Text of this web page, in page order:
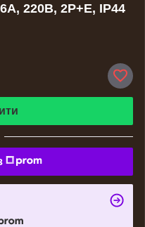
220В, 2Р+Е, IP44